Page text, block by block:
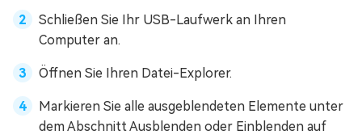
Schließen Sie Ihr USB-Laufwerk an Ihren
Computer an.
Öffnen Sie Ihren Datei-Explorer.
Markieren Sie alle ausgeblendeten Elemente unter
dem Abschnitt Ausblenden oder Einblenden auf